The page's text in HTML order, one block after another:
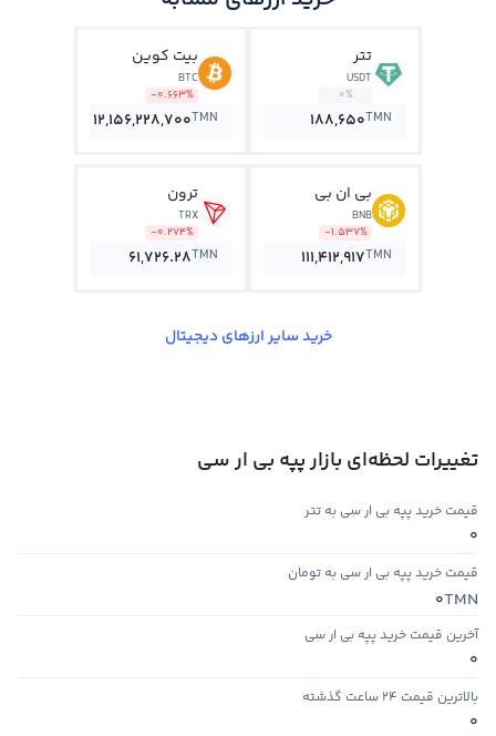
تتر
USDT
0%
188,650TMN
بیت کوین
BTC
-0.663%
12,156,228,700TMN
بی ان بی
BNB
-1.537%
111,412,917TMN
ترون
TRX
-0.274%
61,726.28TMN
خرید سایر ارزهای دیجیتال
تغییرات لحظه‌ای بازار پپه بی ار سی
قیمت خرید پپه بی ار سی به تتر
0
قیمت خرید پپه بی ار سی به تومان
TMN
0
آخرین قیمت خرید پپه بی ار سی
0
بالاترین قیمت ۲۴ ساعت گذشته
0